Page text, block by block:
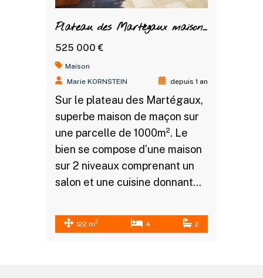
Plateau des Martégaux maison T6 avec piscine et grand terrain
525 000 €
Maison
Marie KORNSTEIN
depuis 1 an
Sur le plateau des Martégaux,
superbe maison de maçon sur
une parcelle de 1000m². Le
bien se compose d’une maison
sur 2 niveaux comprenant un
salon et une cuisine donnant…
122 m2 4 2